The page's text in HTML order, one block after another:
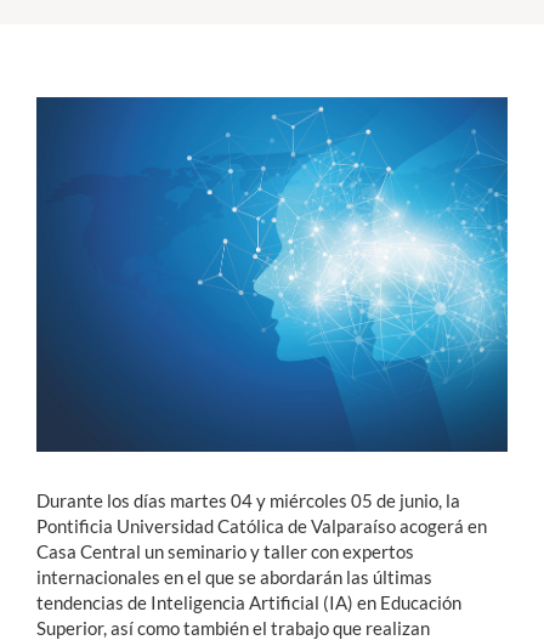
Formación Continua
Durante los días martes 04 y miércoles 05 de junio, la
Pontificia Universidad Católica de Valparaíso acogerá en
Casa Central un seminario y taller con expertos
internacionales en el que se abordarán las últimas
tendencias de Inteligencia Artificial (IA) en Educación
Superior, así como también el trabajo que realizan